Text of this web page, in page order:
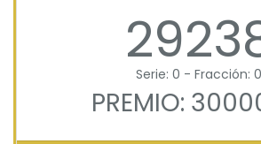
Serie: 0 - Fracción: 0
PREMIO: